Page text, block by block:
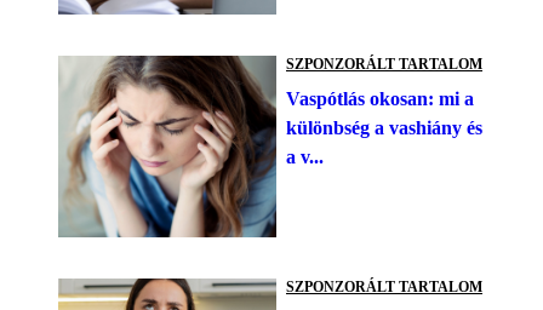
SZPONZORÁLT TARTALOM
Vaspótlás okosan: mi a
különbség a vashiány és
a v...
SZPONZORÁLT TARTALOM